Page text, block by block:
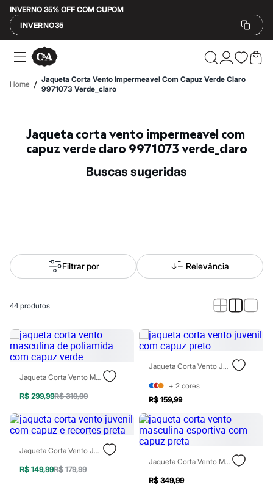
INVERNO 35% OFF COM CUPOM
INVERNO35
Ofertas
Compre por Departamento
Feminino
Masculino
Plus Size
Até 20% off
Até 40% off
A partir de 60% off
Roupas
Blusas e Camisetas
Básicos
Calças
Macacões
Shorts e Bermudas
Vestidos
Acessórios
Bolsas
Bonés e Chapéus
Bijoux
Cintos
Relógios
Calçados
Chinelos
Rasteirinhas
Sandálias
Home / Jaqueta Corta Vento Impermeavel Com Capuz Verde Claro
9971073 Verde_claro
Jaqueta corta vento impermeavel com
capuz verde claro 9971073 verde_claro
buscas sugeridas
Filtrar por Relevância
44 produtos
Jaqueta Corta Vento Masculina De Poliamida Com Capuz Verde
R$ 299,99R$ 319,99
Jaqueta Corta Vento Juvenil Com Capuz Preto
+ 2 cores
R$ 159,99
Jaqueta Corta Vento Juvenil Com Capuz E Recortes Preta
R$ 149,99R$ 179,99
Jaqueta Corta Vento Masculina Esportiva Com Capuz Preta
R$ 349,99